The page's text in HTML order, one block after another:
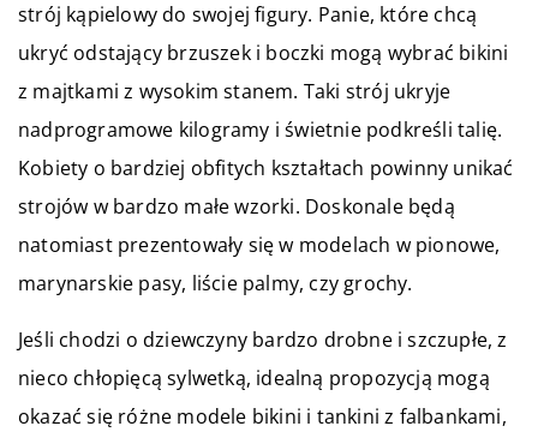
strój kąpielowy do swojej figury. Panie, które chcą
ukryć odstający brzuszek i boczki mogą wybrać bikini
z majtkami z wysokim stanem. Taki strój ukryje
nadprogramowe kilogramy i świetnie podkreśli talię.
Kobiety o bardziej obfitych kształtach powinny unikać
strojów w bardzo małe wzorki. Doskonale będą
natomiast prezentowały się w modelach w pionowe,
marynarskie pasy, liście palmy, czy grochy.
Jeśli chodzi o dziewczyny bardzo drobne i szczupłe, z
nieco chłopięcą sylwetką, idealną propozycją mogą
okazać się różne modele bikini i tankini z falbankami,